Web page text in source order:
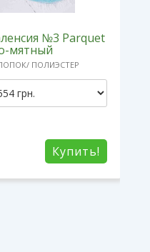
№3 Parquet
мятный
ПОЛИЭСТЕР
Купить!